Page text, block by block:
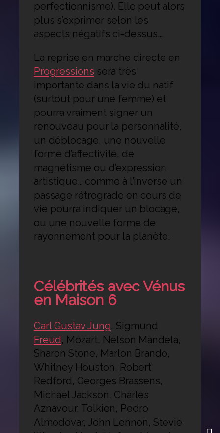
perfectionnisme). Elle peut alors
plus s’exprimer selon les
aspects négatifs ci-dessus…
La reprise en marche directe en
Progressions sera très
importante dans la vie du natif
(surtout pour une femme) et
pourra vraiment signer un
renouveau pour la personnalité,
un déblocage, une nouvelle
forme d’affectivité, de
magnétisme ou d’expression
artistique… comme à l’inverse un
passage rétrograde en cours de
vie pourra indiquer un blocage,
ou une nouvelle forme de
rayonnement pour la planète.
Célébrités avec Vénus
en Maison 6
Carl Gustav Jung, Sigmund
Freud, Mozart, Nelson Mandela,
Sharon Stone, Marlon Brando,
Whitney Houston, Robert
Redford, Georges Brassens,
Michael Jackson, Charles
Aznavour, Tolkien, Pedro
Almodovar, John Lennon, Stevie